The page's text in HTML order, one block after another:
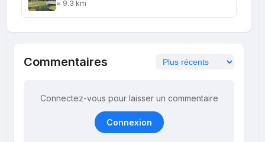
≈ 9.3 km
Commentaires
Connectez-vous pour laisser un commentaire
Connexion